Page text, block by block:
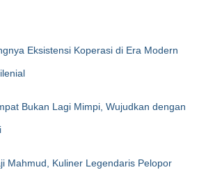
Eksistensi Koperasi di Era Modern
Bukan Lagi Mimpi, Wujudkan dengan
Mahmud, Kuliner Legendaris Pelopor